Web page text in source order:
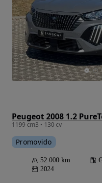
Peugeot 2008 1.2
1199 cm3 • 130 cv
Promovido
52 000 km
2024